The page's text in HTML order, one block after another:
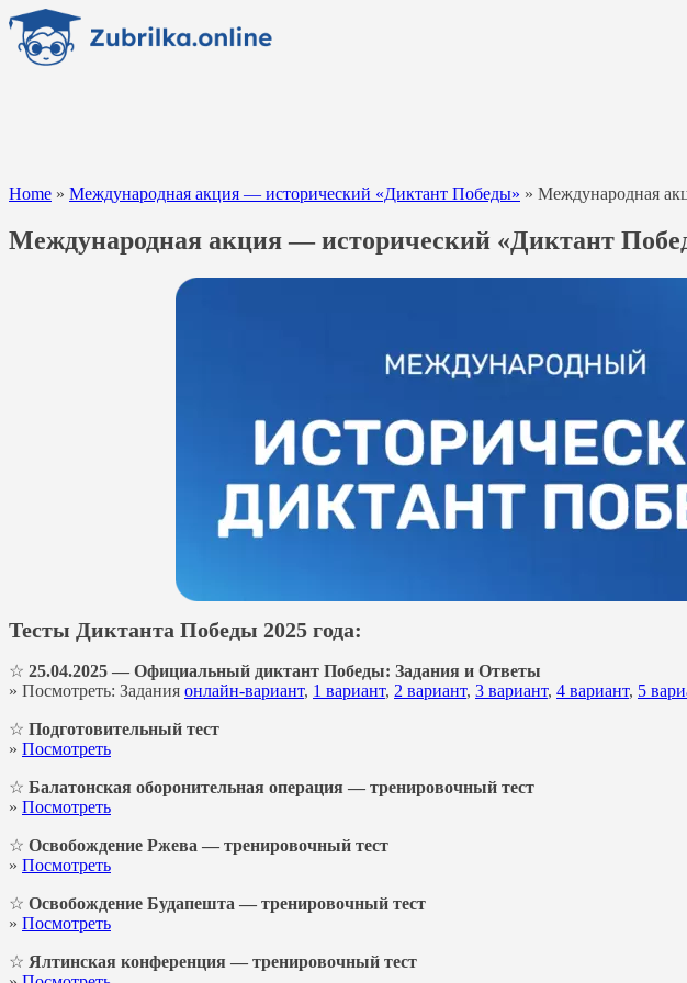
Перейти
содержанию
Home » Международная акция — исторический «Диктант Победы» » Международная
Международная акция — исторический «Диктант
Тесты Диктанта Победы 2025 года:
☆ 25.04.2025 — Официальный диктант Победы: Задания и Ответы
» Посмотреть: Задания онлайн-вариант, 1 вариант, 2 вариант, 3 вариант, 4 вариант, 5
☆ Подготовительный тест
» Посмотреть
☆ Балатонская оборонительная операция — тренировочный тест
» Посмотреть
☆ Освобождение Ржева — тренировочный тест
» Посмотреть
☆ Освобождение Будапешта — тренировочный тест
» Посмотреть
☆ Ялтинская конференция — тренировочный тест